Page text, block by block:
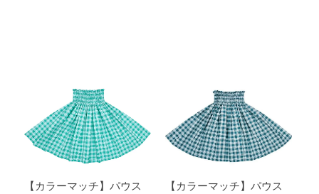
【カラーマッチ】パウス
【カラーマッチ】パウス